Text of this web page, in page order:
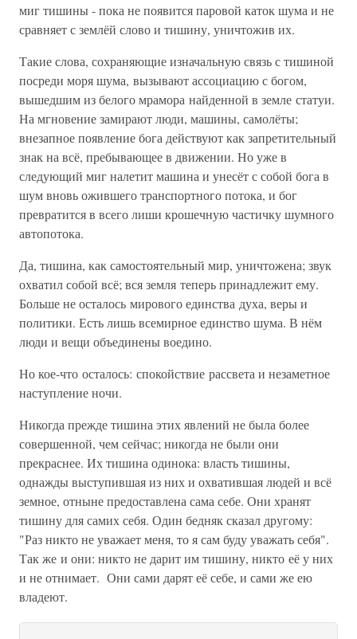
миг тишины - пока не появится паровой каток шума и не
сравняет с землёй слово и тишину, уничтожив их.
Такие слова, сохраняющие изначальную связь с тишиной
посреди моря шума, вызывают ассоциацию с богом,
вышедшим из белого мрамора найденной в земле статуи.
На мгновение замирают люди, машины, самолёты;
внезапное появление бога действуют как запретительный
знак на всё, пребывающее в движении. Но уже в
следующий миг налетит машина и унесёт с собой бога в
шум вновь ожившего транспортного потока, и бог
превратится в всего лиши крошечную частичку шумного
автопотока.
Да, тишина, как самостоятельный мир, уничтожена; звук
охватил собой всё; вся земля теперь принадлежит ему.
Больше не осталось мирового единства духа, веры и
политики. Есть лишь всемирное единство шума. В нём
люди и вещи объединены воедино.
Но кое-что осталось: спокойствие рассвета и незаметное
наступление ночи.
Никогда прежде тишина этих явлений не была более
совершенной, чем сейчас; никогда не были они
прекраснее. Их тишина одинока: власть тишины,
однажды выступившая из них и охватившая людей и всё
земное, отныне предоставлена сама себе. Они хранят
тишину для самих себя. Один бедняк сказал другому:
"Раз никто не уважает меня, то я сам буду уважать себя".
Так же и они: никто не дарит им тишину, никто её у них
и не отнимает. Они сами дарят её себе, и сами же ею
владеют.